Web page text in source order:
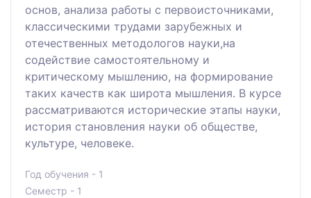
основ, анализа работы c первоисточниками,
классическими трудами зарубежных и
отечественных методологов науки,на
содействие самостоятельному и
критическому мышлению, на формирование
таких качеств как широта мышления. В курсе
рассматриваются исторические этапы науки,
история становления науки об обществе,
культуре, человеке.
Год обучения - 1
Семестр - 1